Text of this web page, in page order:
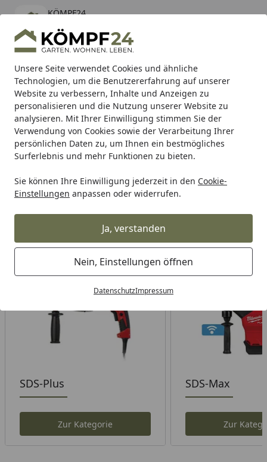
Unsere Seite verwendet Cookies und ähnliche
Technologien, um die Benutzererfahrung auf unserer
Website zu verbessern, Inhalte und Anzeigen zu
personalisieren und die Nutzung unserer Website zu
analysieren. Mit Ihrer Einwilligung stimmen Sie der
Verwendung von Cookies sowie der Verarbeitung Ihrer
persönlichen Daten zu, um Ihnen ein bestmögliches
Surferlebnis und mehr Funktionen zu bieten.
Sie können Ihre Einwilligung jederzeit in den Cookie-
Einstellungen anpassen oder widerrufen.
Ja, verstanden
Nein, Einstellungen öffnen
DatenschutzImpressum
KÖMPF24
kostenlos - Im App Store
Hotline
Alle Produkte
Mein Konto
Suchen
Karibu Pools inkl. gratis Sandfilteranlage & Pool-
Starterset (Gesamtwert bis 468,99€)
Startseite
Milwaukee Kabelgeführte Geräte Bohren & Meißeln
Milwaukee Bohren & Meißeln
(Kabel)
Wählen Sie Ihre Wunschkategorie
SDS-Plus
Zur Kategorie
SDS-Max
Zur